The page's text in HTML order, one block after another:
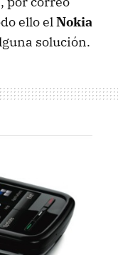
ello elNokia
solución.